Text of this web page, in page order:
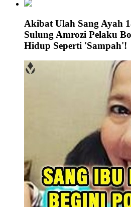
Akibat Ulah Sang Ayah
Sulung Amrozi Pelaku
Hidup Seperti 'Sampah'!